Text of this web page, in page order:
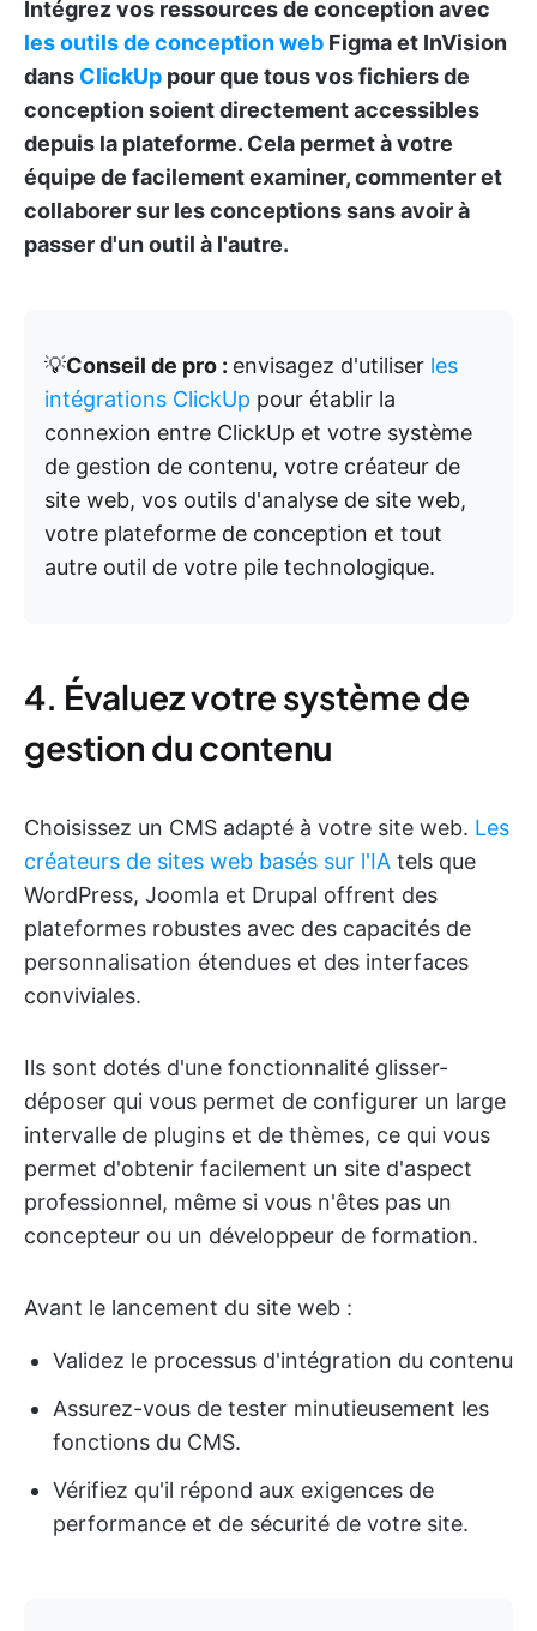
Intégrez vos ressources de conception avec
les outils de conception web Figma et InVision
dans ClickUp pour que tous vos fichiers de
conception soient directement accessibles
depuis la plateforme. Cela permet à votre
équipe de facilement examiner, commenter et
collaborer sur les conceptions sans avoir à
passer d'un outil à l'autre.
💡Conseil de pro : envisagez d'utiliser les
intégrations ClickUp pour établir la
connexion entre ClickUp et votre système
de gestion de contenu, votre créateur de
site web, vos outils d'analyse de site web,
votre plateforme de conception et tout
autre outil de votre pile technologique.
4. Évaluez votre système de
gestion du contenu
Choisissez un CMS adapté à votre site web. Les
créateurs de sites web basés sur l'IA tels que
WordPress, Joomla et Drupal offrent des
plateformes robustes avec des capacités de
personnalisation étendues et des interfaces
conviviales.
Ils sont dotés d'une fonctionnalité glisser-
déposer qui vous permet de configurer un large
intervalle de plugins et de thèmes, ce qui vous
permet d'obtenir facilement un site d'aspect
professionnel, même si vous n'êtes pas un
concepteur ou un développeur de formation.
Avant le lancement du site web :
Validez le processus d'intégration du contenu
Assurez-vous de tester minutieusement les
fonctions du CMS.
Vérifiez qu'il répond aux exigences de
performance et de sécurité de votre site.